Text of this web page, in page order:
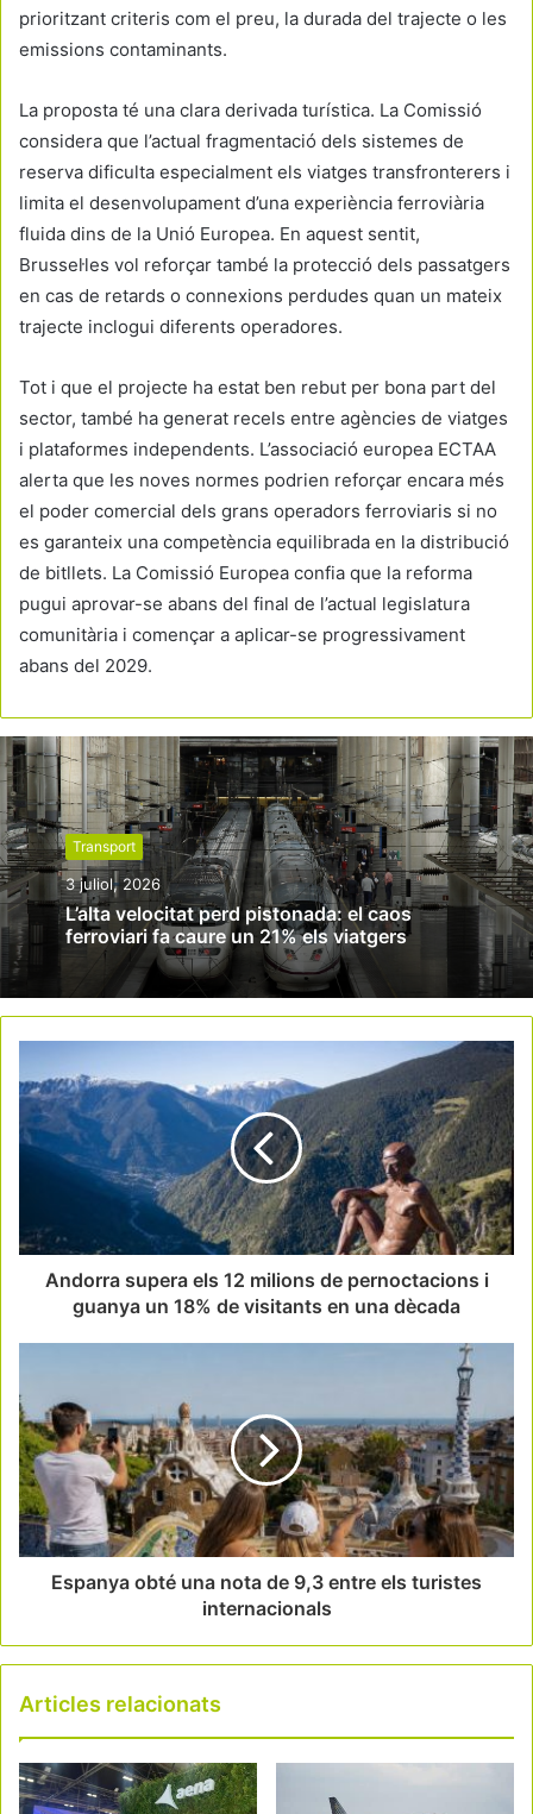
prioritzant criteris com el preu, la durada del trajecte o les
emissions contaminants.
La proposta té una clara derivada turística. La Comissió
considera que l’actual fragmentació dels sistemes de
reserva dificulta especialment els viatges transfronterers i
limita el desenvolupament d’una experiència ferroviària
fluida dins de la Unió Europea. En aquest sentit,
Brussel·les vol reforçar també la protecció dels passatgers
en cas de retards o connexions perdudes quan un mateix
trajecte inclogui diferents operadores.
Tot i que el projecte ha estat ben rebut per bona part del
sector, també ha generat recels entre agències de viatges
i plataformes independents. L’associació europea ECTAA
alerta que les noves normes podrien reforçar encara més
el poder comercial dels grans operadors ferroviaris si no
es garanteix una competència equilibrada en la distribució
de bitllets. La Comissió Europea confia que la reforma
pugui aprovar-se abans del final de l’actual legislatura
comunitària i començar a aplicar-se progressivament
abans del 2029.
Transport
3 juliol, 2026
L’alta velocitat perd pistonada: el caos
ferroviari fa caure un 21% els viatgers
Andorra supera els 12 milions de pernoctacions i
guanya un 18% de visitants en una dècada
Espanya obté una nota de 9,3 entre els turistes
internacionals
Articles relacionats